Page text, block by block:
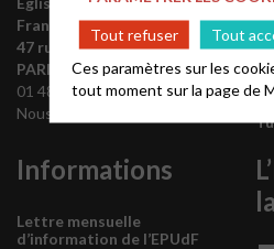
France
47 rue de Clichy 75009
PARIS
01 48 74 90 92
Nous contacter
Informations
Lettre mensuelle
d’information de l’EPUdF
Tout refuser
Tout
Ces paramètres sur les
tout moment sur la page de